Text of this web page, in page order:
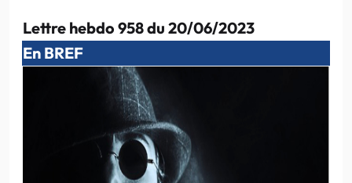
Lettre hebdo 958 du 20/06/2023
En BREF